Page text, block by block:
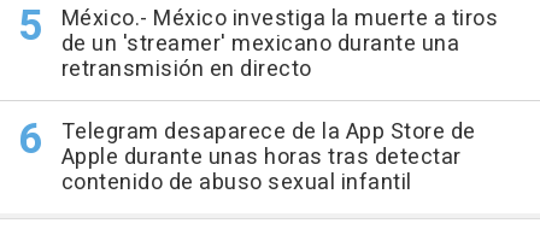
México.- México investiga la muerte a tiros
de un 'streamer' mexicano durante una
retransmisión en directo
Telegram desaparece de la App Store de
Apple durante unas horas tras detectar
contenido de abuso sexual infantil